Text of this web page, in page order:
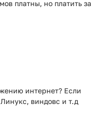
платны, но платить за
интернет? Если
виндовс и т.д